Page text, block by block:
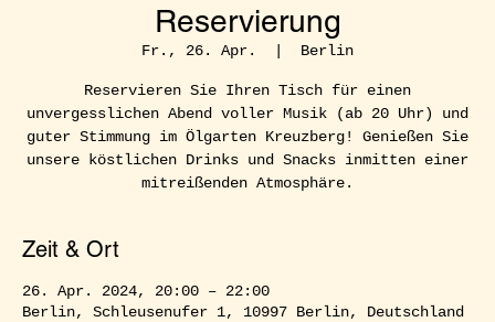
Reservierung
Fr., 26. Apr.
  |
Berlin
Reservieren Sie Ihren Tisch für einen
unvergesslichen Abend voller Musik (ab 20 Uhr) und
guter Stimmung im Ölgarten Kreuzberg! Genießen Sie
unsere köstlichen Drinks und Snacks inmitten einer
mitreißenden Atmosphäre.
Zeit & Ort
26. Apr. 2024, 20:00 – 22:00
Berlin, Schleusenufer 1, 10997 Berlin, Deutschland